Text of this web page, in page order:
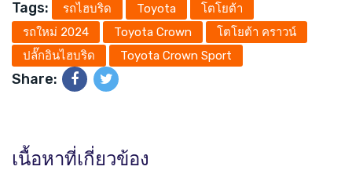
Tags: รถไฮบริด Toyota
โตโยต้า
รถใหม่ 2024
Toyota Crown
โตโยต้า คราวน์
ปลั๊กอินไฮบริด
Toyota Crown Sport
Share:
เนื้อหาที่เกี่ยวข้อง